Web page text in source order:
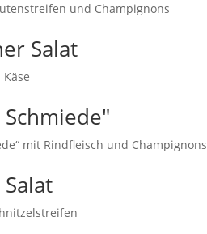
und Champignons
Salat
mit Rindfleisch und Champignons